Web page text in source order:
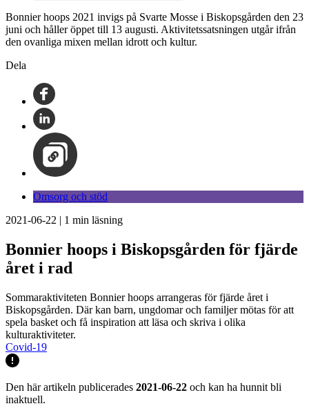
Bonnier hoops 2021 invigs på Svarte Mosse i Biskopsgården den 23
juni och håller öppet till 13 augusti. Aktivitetssatsningen utgår ifrån
den ovanliga mixen mellan idrott och kultur.
Dela
Omsorg och stöd
2021-06-22 | 1 min läsning
Bonnier hoops i Biskopsgården för fjärde
året i rad
Sommaraktiviteten Bonnier hoops arrangeras för fjärde året i
Biskopsgården. Där kan barn, ungdomar och familjer mötas för att
spela basket och få inspiration att läsa och skriva i olika
kulturaktiviteter.
Covid-19
Den här artikeln publicerades 2021-06-22 och kan ha hunnit bli
inaktuell.